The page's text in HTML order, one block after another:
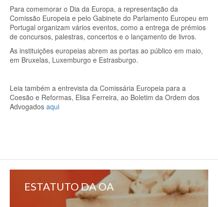
Para comemorar o Dia da Europa, a representação da
Comissão Europeia e pelo Gabinete do Parlamento Europeu em
Portugal organizam vários eventos, como a entrega de prémios
de concursos, palestras, concertos e o lançamento de livros.
As instituições europeias abrem as portas ao público em maio,
em Bruxelas, Luxemburgo e Estrasburgo.
Leia também a entrevista da Comissária Europeia para a
Coesão e Reformas, Elisa Ferreira, ao Boletim da Ordem dos
Advogados aqui
ESTATUTO DA OA